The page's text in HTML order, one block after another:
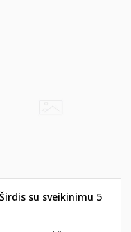
Širdis su sveikinimu 5